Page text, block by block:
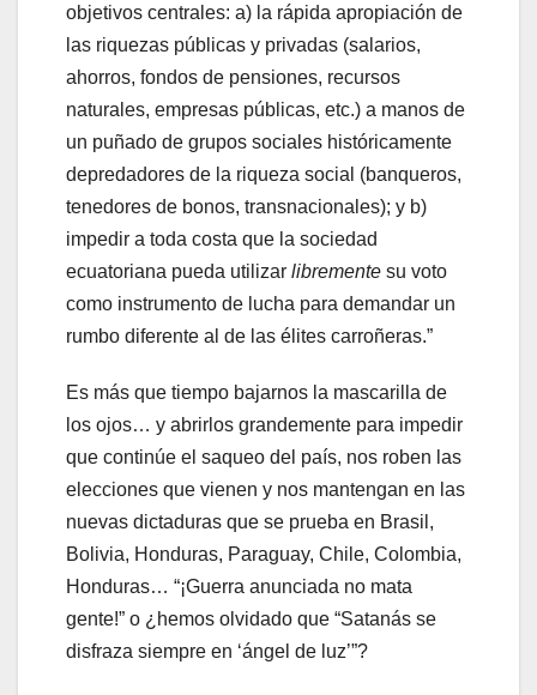
objetivos centrales: a) la rápida apropiación de
las riquezas públicas y privadas (salarios,
ahorros, fondos de pensiones, recursos
naturales, empresas públicas, etc.) a manos de
un puñado de grupos sociales históricamente
depredadores de la riqueza social (banqueros,
tenedores de bonos, transnacionales); y b)
impedir a toda costa que la sociedad
ecuatoriana pueda utilizar libremente su voto
como instrumento de lucha para demandar un
rumbo diferente al de las élites carroñeras.”
Es más que tiempo bajarnos la mascarilla de
los ojos… y abrirlos grandemente para impedir
que continúe el saqueo del país, nos roben las
elecciones que vienen y nos mantengan en las
nuevas dictaduras que se prueba en Brasil,
Bolivia, Honduras, Paraguay, Chile, Colombia,
Honduras… “¡Guerra anunciada no mata
gente!” o ¿hemos olvidado que “Satanás se
disfraza siempre en ‘ángel de luz’”?